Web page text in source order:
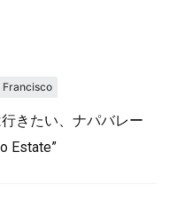
Francisco
きたい、ナパバレー
Estate”